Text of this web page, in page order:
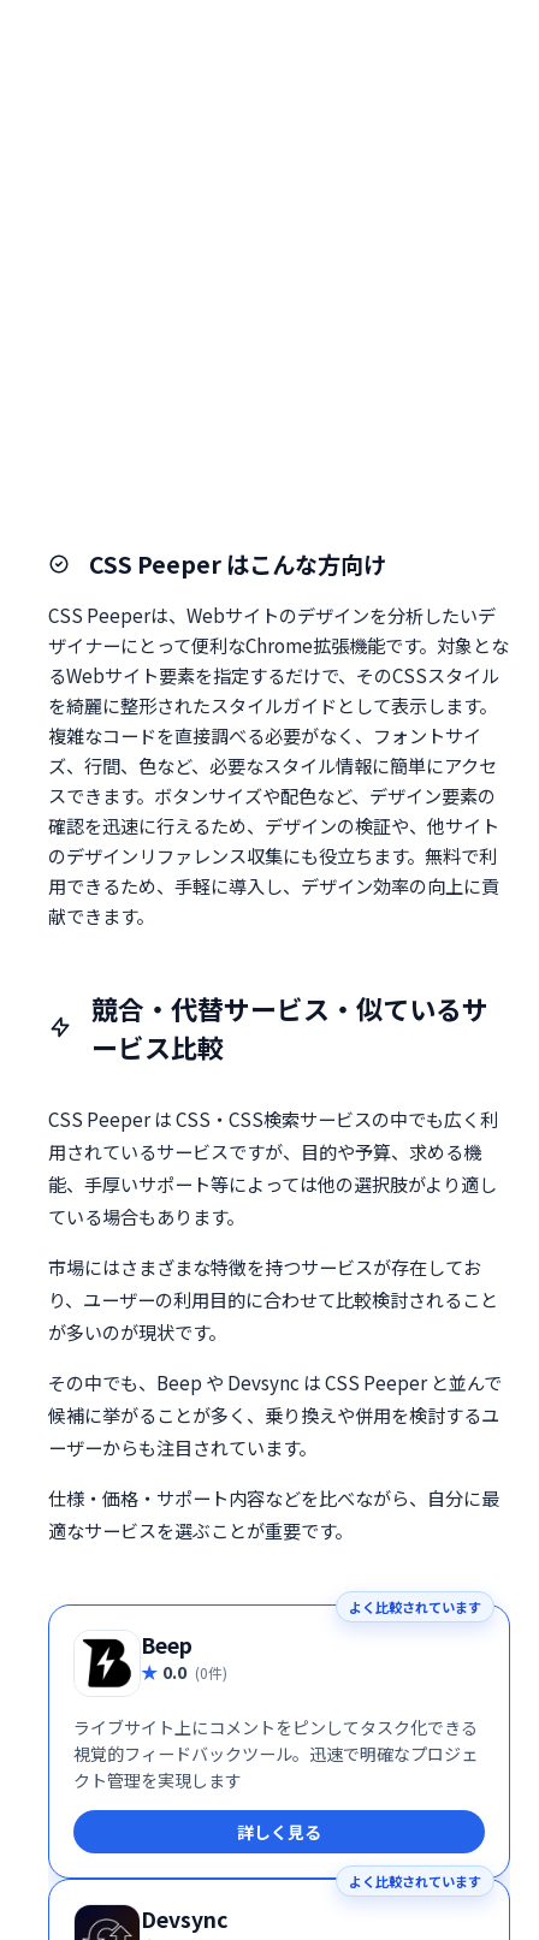
CSS Peeper はこんな方向け
CSS Peeperは、Webサイトのデザインを分析したいデ
ザイナーにとって便利なChrome拡張機能です。対象とな
るWebサイト要素を指定するだけで、そのCSSスタイル
を綺麗に整形されたスタイルガイドとして表示します。
複雑なコードを直接調べる必要がなく、フォントサイ
ズ、行間、色など、必要なスタイル情報に簡単にアクセ
スできます。ボタンサイズや配色など、デザイン要素の
確認を迅速に行えるため、デザインの検証や、他サイト
のデザインリファレンス収集にも役立ちます。無料で利
用できるため、手軽に導入し、デザイン効率の向上に貢
献できます。
競合・代替サービス・似ているサ
ービス比較
CSS Peeper は CSS・CSS検索サービスの中でも広く利
用されているサービスですが、目的や予算、求める機
能、手厚いサポート等によっては他の選択肢がより適し
ている場合もあります。
市場にはさまざまな特徴を持つサービスが存在してお
り、ユーザーの利用目的に合わせて比較検討されること
が多いのが現状です。
その中でも、Beep や Devsync は CSS Peeper と並んで
候補に挙がることが多く、乗り換えや併用を検討するユ
ーザーからも注目されています。
仕様・価格・サポート内容などを比べながら、自分に最
適なサービスを選ぶことが重要です。
よく比較されています
Beep
0.0 (0件)
ライブサイト上にコメントをピンしてタスク化できる
視覚的フィードバックツール。迅速で明確なプロジェ
クト管理を実現します
詳しく見る
よく比較されています
Devsync